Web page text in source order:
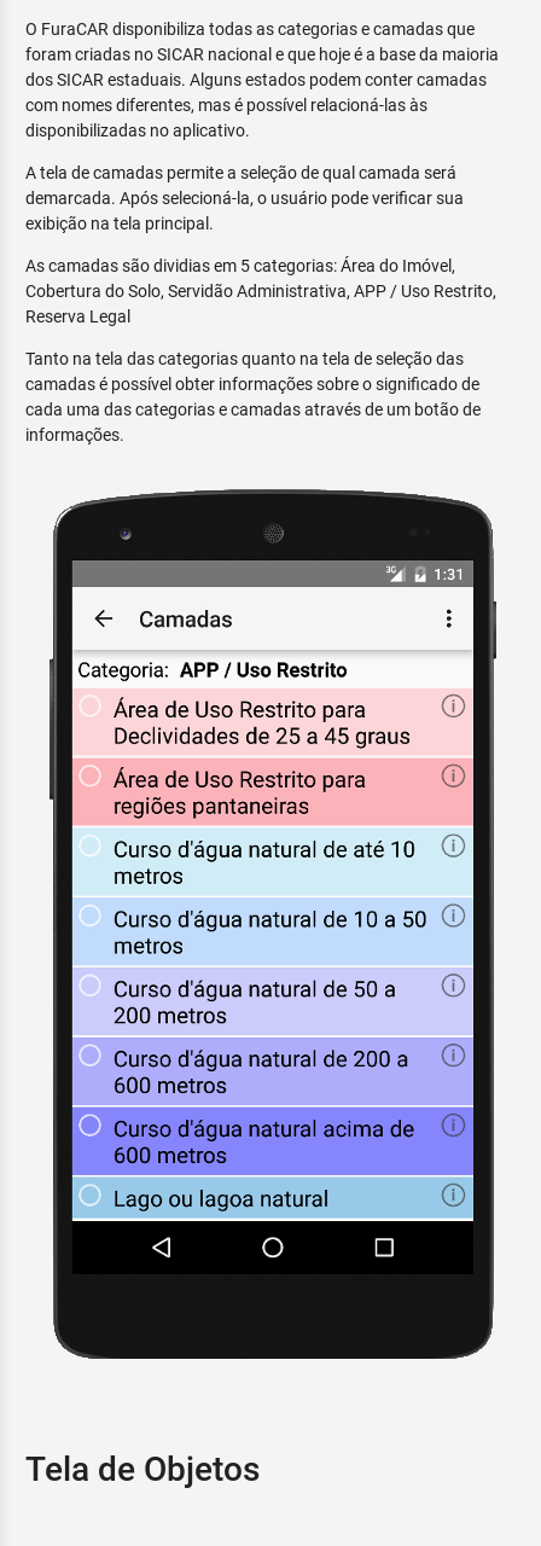
O FuraCAR disponibiliza todas as categorias e camadas que
foram criadas no SICAR nacional e que hoje é a base da maioria
dos SICAR estaduais. Alguns estados podem conter camadas
com nomes diferentes, mas é possível relacioná-las às
disponibilizadas no aplicativo.
A tela de camadas permite a seleção de qual camada será
demarcada. Após selecioná-la, o usuário pode verificar sua
exibição na tela principal.
As camadas são dividias em 5 categorias: Área do Imóvel,
Cobertura do Solo, Servidão Administrativa, APP / Uso Restrito,
Reserva Legal
Tanto na tela das categorias quanto na tela de seleção das
camadas é possível obter informações sobre o significado de
cada uma das categorias e camadas através de um botão de
informações.
Tela de Objetos